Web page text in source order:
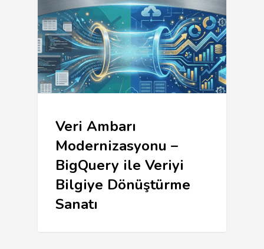
Veri Ambarı
Modernizasyonu –
BigQuery ile Veriyi
Bilgiye Dönüştürme
Sanatı